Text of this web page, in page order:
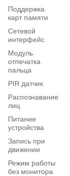
Поддержка
карт памяти
Сетевой
интерфейс
Модуль
отпечатка
пальца
PIR датчик
Распознавание
лиц
Питание
устройства
Запись при
движении
Режим работы
без монитора